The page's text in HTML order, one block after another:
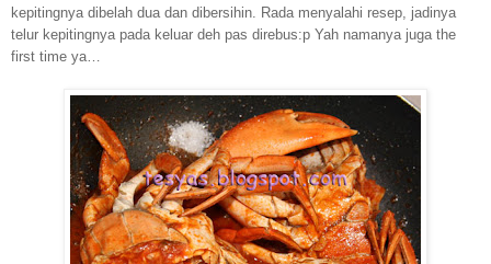
kepitingnya dibelah dua dan dibersihin. Rada menyalahi resep, jadinya
telur kepitingnya pada keluar deh pas direbus:p Yah namanya juga the
first time ya…